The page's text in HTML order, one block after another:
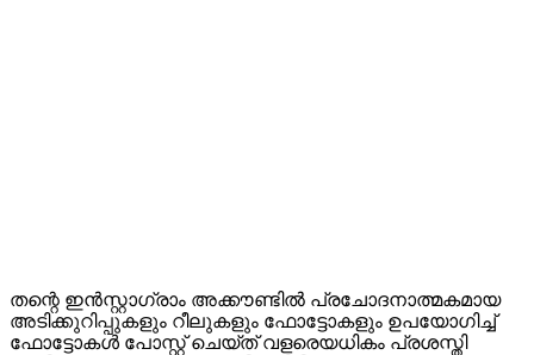
തന്റെ ഇൻസ്റ്റാഗ്രാം അക്കൗണ്ടിൽ പ്രചോദനാത്മകമായ
അടിക്കുറിപ്പുകളും റീലുകളും ഫോട്ടോകളും ഉപയോഗിച്ച്
ഫോട്ടോകൾ പോസ്റ്റ് ചെയ്ത് വളരെയധികം പ്രശസ്തി